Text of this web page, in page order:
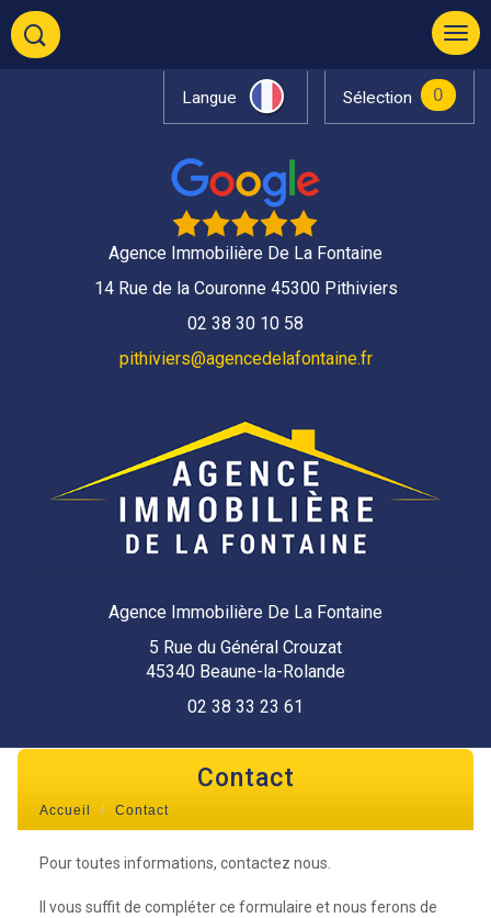
Langue Sélection 0
Agence Immobilière De La Fontaine
14 Rue de la Couronne 45300 Pithiviers
02 38 30 10 58
pithiviers@agencedelafontaine.fr
Agence Immobilière De La Fontaine
5 Rue du Général Crouzat
45340 Beaune-la-Rolande
02 38 33 23 61
contact
Accueil Contact
Pour toutes informations, contactez nous.
Il vous suffit de compléter ce formulaire et nous ferons de